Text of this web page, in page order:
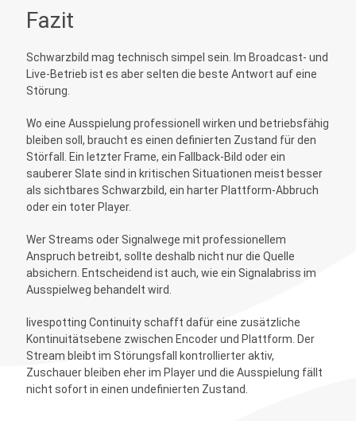
Fazit
Schwarzbild mag technisch simpel sein. Im Broadcast- und
Live-Betrieb ist es aber selten die beste Antwort auf eine
Störung.
Wo eine Ausspielung professionell wirken und betriebsfähig
bleiben soll, braucht es einen definierten Zustand für den
Störfall. Ein letzter Frame, ein Fallback-Bild oder ein
sauberer Slate sind in kritischen Situationen meist besser
als sichtbares Schwarzbild, ein harter Plattform-Abbruch
oder ein toter Player.
Wer Streams oder Signalwege mit professionellem
Anspruch betreibt, sollte deshalb nicht nur die Quelle
absichern. Entscheidend ist auch, wie ein Signalabriss im
Ausspielweg behandelt wird.
livespotting Continuity schafft dafür eine zusätzliche
Kontinuitätsebene zwischen Encoder und Plattform. Der
Stream bleibt im Störungsfall kontrollierter aktiv,
Zuschauer bleiben eher im Player und die Ausspielung fällt
nicht sofort in einen undefinierten Zustand.